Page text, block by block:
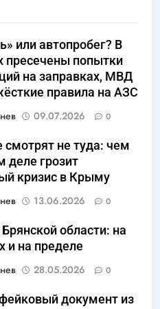
или автопробег? В
пресечены попытки
на заправках, МВД
правила на АЗС
09.07.2026 0
смотрят не туда: чем
деле грозит
кризис в Крыму
13.06.2026 0
области: на
и на пределе
28.05.2026 0
документ из
в
анклаве:
изымают спирт «для
Отечества»
И ОБЛАСТЬ
беспилотник»
показуха? Что
российский ВМФ
в Удмуртии:
управленческих
и уязвимости